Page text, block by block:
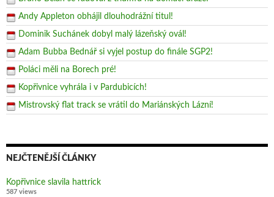
Andy Appleton obhájil dlouhodrážní titul!
Dominik Suchánek dobyl malý lázeňský ovál!
Adam Bubba Bednář si vyjel postup do finále SGP2!
Poláci měli na Borech pré!
Kopřivnice vyhrála i v Pardubicích!
Mistrovský flat track se vrátil do Mariánských Lázní!
NEJČTENĚJŠÍ ČLÁNKY
Kopřivnice slavila hattrick
587 views